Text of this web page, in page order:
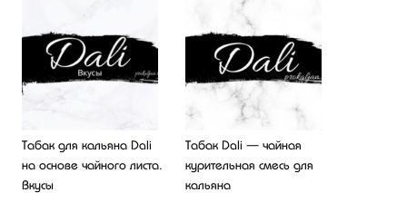
Табак для кальяна Dali
на основе чайного листа.
Вкусы
Табак Dali — чайная
курительная смесь для
кальяна